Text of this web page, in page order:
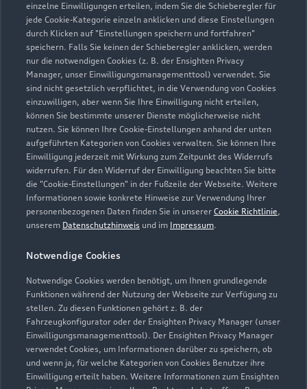
einzelne Einwilligungen erteilen, indem Sie die Schieberegler für
jede Cookie-Kategorie einzeln anklicken und diese Einstellungen
durch Klicken auf "Einstellungen speichern und fortfahren"
speichern. Falls Sie keinen der Schieberegler anklicken, werden
nur die notwendigen Cookies (z. B. der Ensighten Privacy
Manager, unser Einwilligungsmanagementtool) verwendet. Sie
sind nicht gesetzlich verpflichtet, in die Verwendung von Cookies
einzuwilligen, aber wenn Sie Ihre Einwilligung nicht erteilen,
können Sie bestimmte unserer Dienste möglicherweise nicht
nutzen. Sie können Ihre Cookie-Einstellungen anhand der unten
aufgeführten Kategorien von Cookies verwalten. Sie können Ihre
Einwilligung jederzeit mit Wirkung zum Zeitpunkt des Widerrufs
widerrufen. Für den Widerruf der Einwilligung beachten Sie bitte
die "Cookie-Einstellungen" in der Fußzeile der Webseite. Weitere
Informationen sowie konkrete Hinweise zur Verwendung Ihrer
personenbezogenen Daten finden Sie in unserer Cookie Richtlinie,
unserem Datenschutzhinweis und im Impressum.
Notwendige Cookies
Notwendige Cookies werden benötigt, um Ihnen grundlegende
Funktionen während der Nutzung der Webseite zur Verfügung zu
stellen. Zu diesen Funktionen gehört z. B. der
Fahrzeugkonfigurator oder der Ensighten Privacy Manager (unser
Einwilligungsmanagementtool). Der Ensighten Privacy Manager
verwendet Cookies, um Informationen darüber zu speichern, ob
und wenn ja, für welche Kategorien von Cookies Benutzer ihre
Einwilligung erteilt haben. Weitere Informationen zum Ensighten
Zur Teamübersicht
Serviceberater kontaktieren
Servicetermin vereinbaren
Schmidt + Koch Utbremen
Servicepartner e-tron